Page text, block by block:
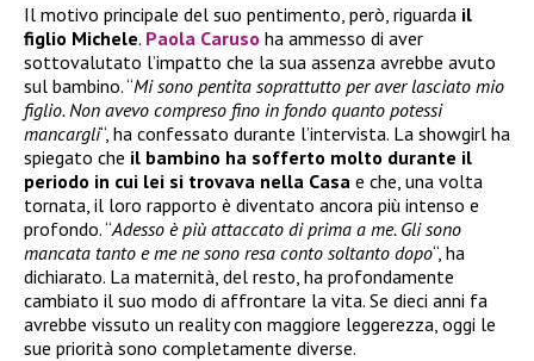
Il motivo principale del suo pentimento, però, riguarda il
figlio Michele. Paola Caruso ha ammesso di aver
sottovalutato l’impatto che la sua assenza avrebbe avuto
sul bambino. “Mi sono pentita soprattutto per aver lasciato mio
figlio. Non avevo compreso fino in fondo quanto potessi
mancargli“, ha confessato durante l’intervista. La showgirl ha
spiegato che il bambino ha sofferto molto durante il
periodo in cui lei si trovava nella Casa e che, una volta
tornata, il loro rapporto è diventato ancora più intenso e
profondo. “Adesso è più attaccato di prima a me. Gli sono
mancata tanto e me ne sono resa conto soltanto dopo“, ha
dichiarato. La maternità, del resto, ha profondamente
cambiato il suo modo di affrontare la vita. Se dieci anni fa
avrebbe vissuto un reality con maggiore leggerezza, oggi le
sue priorità sono completamente diverse.